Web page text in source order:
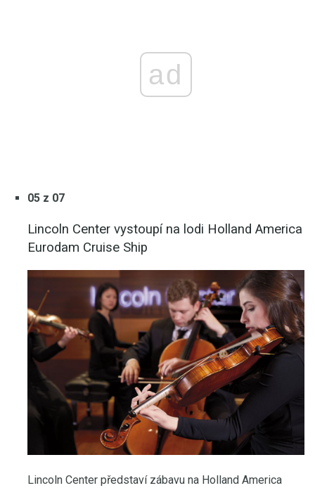
ad
05 z 07
Lincoln Center vystoupí na lodi Holland America
Eurodam Cruise Ship
Lincoln Center představí zábavu na Holland America